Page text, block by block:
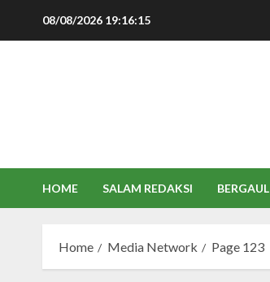
08/08/2026 19:16:16
HOME SALAM REDAKSI
Home Media Network Page 123